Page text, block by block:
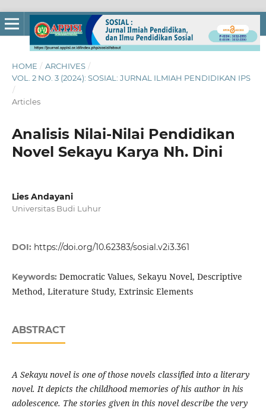
HOME / ARCHIVES /
VOL. 2 NO. 3 (2024): SOSIAL: JURNAL ILMIAH PENDIDIKAN IPS
/
Articles
Analisis Nilai-Nilai Pendidikan
Novel Sekayu Karya Nh. Dini
Lies Andayani
Universitas Budi Luhur
DOI: https://doi.org/10.62383/sosial.v2i3.361
Keywords: Democratic Values, Sekayu Novel, Descriptive
Method, Literature Study, Extrinsic Elements
ABSTRACT
A Sekayu novel is one of those novels classified into a literary
novel. It depicts the childhood memories of his author in his
adolescence. The stories given in this novel describe the very